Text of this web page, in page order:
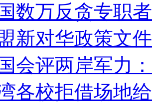
数万反贪专职
新对华政策文
会评两岸军力
各校拒借场地